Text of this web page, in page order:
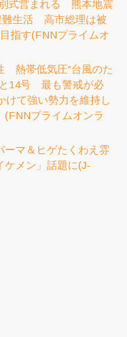
式営まれる 熊本地震
生活 高市総理は被
指す(FNNプライムオ
熱帯低気圧“台風のた
14号 最も警戒が必
て強い勢力を維持し
プライムオンラ
マ＆ヒゲたくわえ雰
メン」話題に(J-